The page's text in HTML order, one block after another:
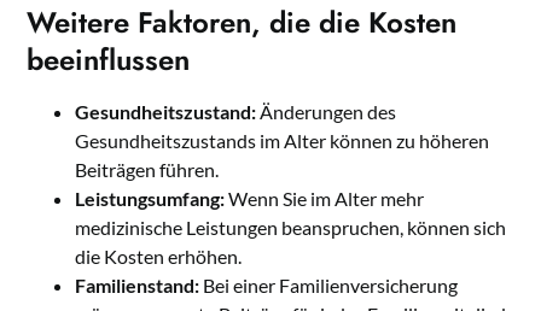
Weitere Faktoren, die die Kosten
beeinflussen
Gesundheitszustand:Änderungen des
Gesundheitszustands im Alter können zu höheren
Beiträgen führen.
Leistungsumfang:Wenn Sie im Alter mehr
medizinische Leistungen beanspruchen, können sich
die Kosten erhöhen.
Familienstand: Bei einer Familienversicherung